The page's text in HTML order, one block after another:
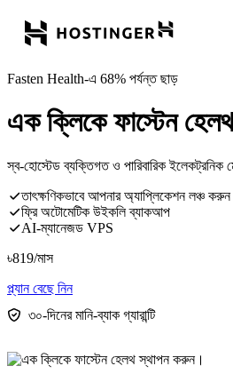
Fasten Health-এ 68% পর্যন্ত ছাড়
এক ক্লিকে ফাস্টেন
স্ব-হোস্টেড ব্যক্তিগত ও পারিবারিক ইলেকট্রনিক
তাৎক্ষণিকভাবে আপনার অ্যাপ্লিকেশন লঞ্চ করুন
ফ্রি অটোমেটিক উইকলি ব্যাকআপ
AI-ম্যানেজড VPS
৳819/মাস
প্ল্যান বেছে নিন
৩০-দিনের মানি-ব্যাক গ্যারান্টি